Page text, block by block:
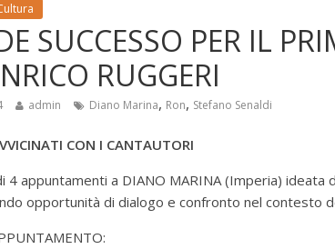
SUCCESSO PER IL
RUGGERI
admin Diano Marina, Ron, Stefano Senaldi
CON I CANTAUTORI
4 appuntamenti a DIANO MARINA (Imperia) ideata
opportunità di dialogo e confronto nel contesto